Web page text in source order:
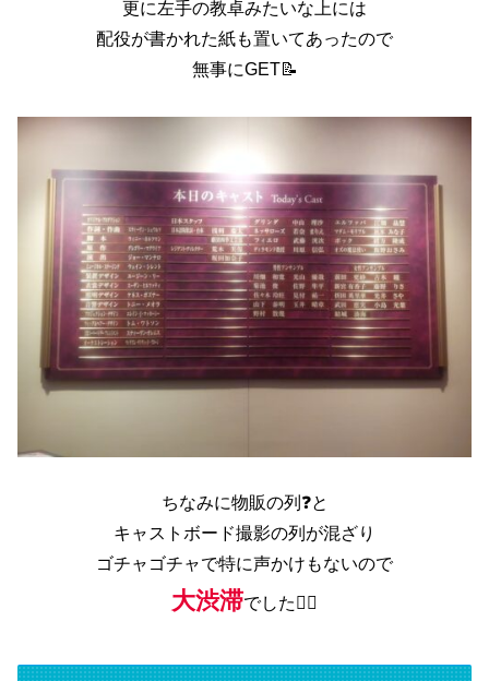
更に左手の教卓みたいな上には
配役が書かれた紙も置いてあったので
無事にGET📝
ちなみに物販の列❓と
キャストボード撮影の列が混ざり
ゴチャゴチャで特に声かけもないので
大渋滞でした😵‍💫